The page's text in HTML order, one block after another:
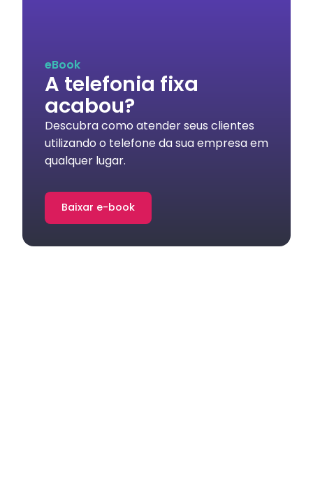
eBook
A telefonia fixa
acabou?
Descubra como atender seus clientes
utilizando o telefone da sua empresa em
qualquer lugar.
Baixar e-book